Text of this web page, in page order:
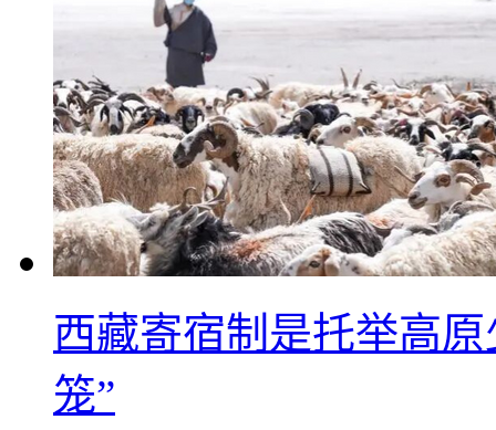
西藏寄宿制是托举高
笼”